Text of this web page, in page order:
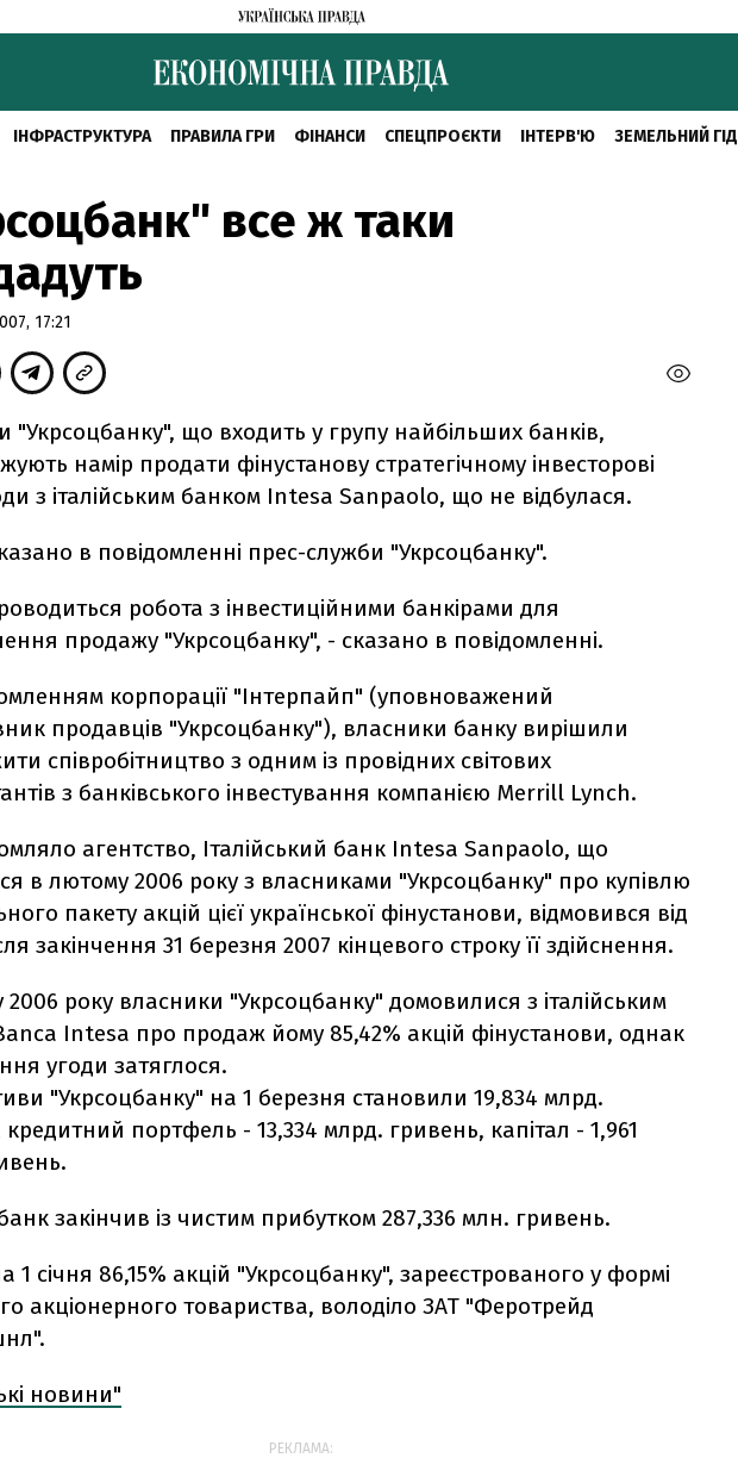
ІНФРАСТРУКТУРА ПРАВИЛА ГРИ ФІНАНСИ СПЕЦПРОЄКТИ ІНТЕРВ'Ю ЗЕМЕЛЬНИЙ ГІД
все ж таки
17:21
"Укрсоцбанку", що входить у групу найбільших банків,
намір продати фінустанову стратегічному інвесторові
з італійським банком Intesa Sanpaolo, що не відбулася.
в повідомленні прес-служби "Укрсоцбанку".
робота з інвестиційними банкірами для
продажу "Укрсоцбанку", - сказано в повідомленні.
корпорації "Інтерпайп" (уповноважений
продавців "Укрсоцбанку"), власники банку вирішили
співробітництво з одним із провідних світових
з банківського інвестування компанією Merrill Lynch.
агентство, Італійський банк Intesa Sanpaolo, що
в лютому 2006 року з власниками "Укрсоцбанку" про купівлю
пакету акцій цієї української фінустанови, відмовився від
закінчення 31 березня 2007 кінцевого строку її здійснення.
року власники "Укрсоцбанку" домовилися з італійським
Intesa про продаж йому 85,42% акцій фінустанови, однак
угоди затяглося.
"Укрсоцбанку" на 1 березня становили 19,834 млрд.
портфель - 13,334 млрд. гривень, капітал - 1,961
закінчив із чистим прибутком 287,336 млн. гривень.
1 січня 86,15% акцій "Укрсоцбанку", зареєстрованого у формі
акціонерного товариства, володіло ЗАТ "Феротрейд
новини"
РЕКЛАМА: